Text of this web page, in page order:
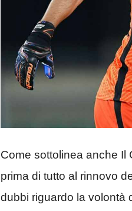
Come sottolinea anche Il
prima di tutto al rinnovo
dubbi riguardo la volontà